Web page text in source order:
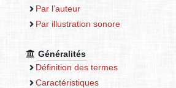
Par l’auteur
Par illustration sonore
Généralités
Définition des termes
Caractéristiques